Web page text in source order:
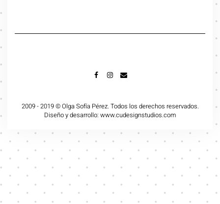
2009 - 2019 © Olga Sofía Pérez. Todos los derechos reservados.
Diseño y desarrollo: www.cudesignstudios.com